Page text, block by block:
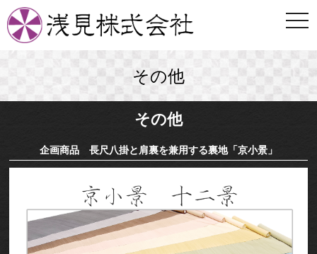
その他
その他
企画商品 長尺八掛と肩裏を兼用する裏地「京小景」